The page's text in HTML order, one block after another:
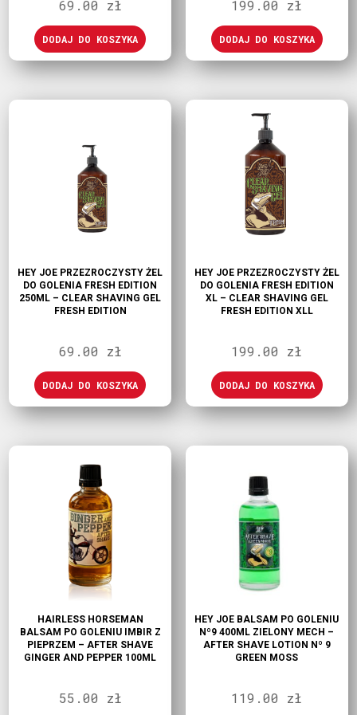
69.00 zł
DODAJ DO KOSZYKA
199.00 zł
DODAJ DO KOSZYKA
HEY JOE PRZEZROCZYSTY ŻEL
DO GOLENIA FRESH EDITION
250ML – CLEAR SHAVING GEL
FRESH EDITION
69.00 zł
DODAJ DO KOSZYKA
HEY JOE PRZEZROCZYSTY ŻEL
DO GOLENIA FRESH EDITION
XL – CLEAR SHAVING GEL
FRESH EDITION XLL
199.00 zł
DODAJ DO KOSZYKA
HAIRLESS HORSEMAN
BALSAM PO GOLENIU IMBIR Z
PIEPRZEM – AFTER SHAVE
GINGER AND PEPPER 100ML
55.00 zł
HEY JOE BALSAM PO GOLENIU
Nº9 400ML ZIELONY MECH –
AFTER SHAVE LOTION Nº 9
GREEN MOSS
119.00 zł